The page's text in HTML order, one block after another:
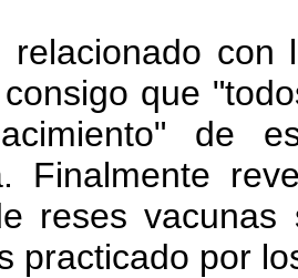
relacionado
que
de
Finalmente
reses
practicado por